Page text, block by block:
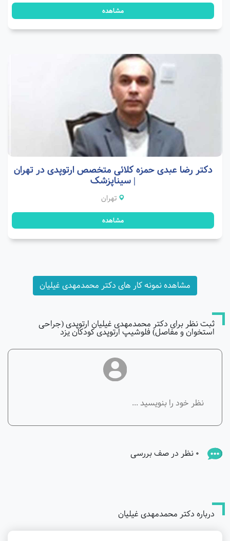
مشاهده
دکتر رضا عبدی حمزه کلائی متخصص ارتوپدی در تهران
| سیناپزشک
تهران
مشاهده
مشاهده نمونه کار های دکتر محمدمهدی غیلیان
ثبت نظر برای دکتر محمدمهدی غیلیان ارتوپدی (جراحی
استخوان و مفاصل) فلوشیپ ارتوپدی کودکان یزد
0 نظر در صف بررسی
درباره دکتر محمدمهدی غیلیان